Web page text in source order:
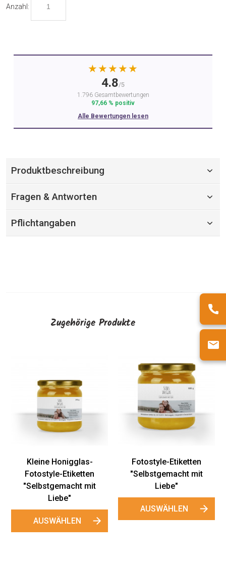
Anzahl:
★★★★★
4.8/5
1.796 Gesamtbewertungen
97,66 % positiv
Alle Bewertungen lesen
Produktbeschreibung
Fragen & Antworten
Pflichtangaben
Zugehörige Produkte
Fotostyle-Etiketten
"Selbstgemacht mit
Liebe"
AUSWÄHLEN
Honigglas-Etiketten
"Wolkendorf"